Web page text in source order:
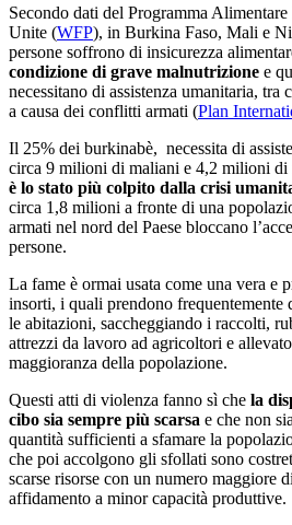
Secondo dati del Programma
Unite (WFP), in Burkina Faso, Mali e
persone soffrono di insicurezza
condizione di grave malnutrizione e
necessitano di assistenza umanitaria,
a causa dei conflitti armati (Plan
Il 25% dei burkinabè, necessita di
circa 9 milioni di maliani e 4,2 milioni di
è lo stato più colpito dalla crisi
circa 1,8 milioni a fronte di una
armati nel nord del Paese bloccano
persone.
La fame è ormai usata come una vera e
insorti, i quali prendono
le abitazioni, saccheggiando i raccolti,
attrezzi da lavoro ad agricoltori e
maggioranza della popolazione.
Questi atti di violenza fanno sì che la
cibo sia sempre più scarsa e che non
quantità sufficienti a sfamare la
che poi accolgono gli sfollati sono
scarse risorse con un numero maggiore
affidamento a minor capacità produttive.